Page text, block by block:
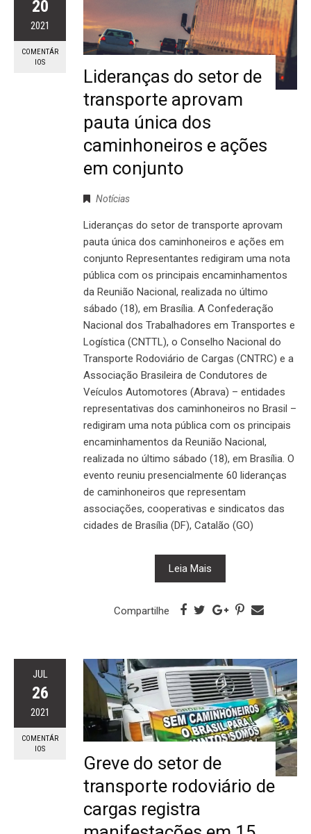
20
2021
COMENTÁR
IOS
Lideranças do setor de
transporte aprovam
pauta única dos
caminhoneiros e ações
em conjunto
Notícias
Lideranças do setor de transporte aprovam
pauta única dos caminhoneiros e ações em
conjunto Representantes redigiram uma nota
pública com os principais encaminhamentos
da Reunião Nacional, realizada no último
sábado (18), em Brasília. A Confederação
Nacional dos Trabalhadores em Transportes e
Logística (CNTTL), o Conselho Nacional do
Transporte Rodoviário de Cargas (CNTRC) e a
Associação Brasileira de Condutores de
Veículos Automotores (Abrava) – entidades
representativas dos caminhoneiros no Brasil –
redigiram uma nota pública com os principais
encaminhamentos da Reunião Nacional,
realizada no último sábado (18), em Brasília. O
evento reuniu presencialmente 60 lideranças
de caminhoneiros que representam
associações, cooperativas e sindicatos das
cidades de Brasília (DF), Catalão (GO)
Leia Mais
Compartilhe
JUL
26
2021
COMENTÁR
IOS
Greve do setor de
transporte rodoviário de
cargas registra